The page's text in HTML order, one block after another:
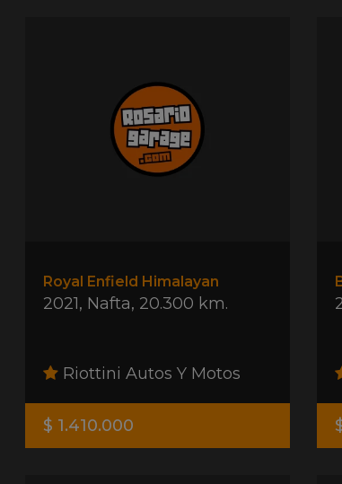
Royal Enfield Himalayan
2021, Nafta, 20.300 km.
Riottini Autos Y Motos
$ 1.410.000